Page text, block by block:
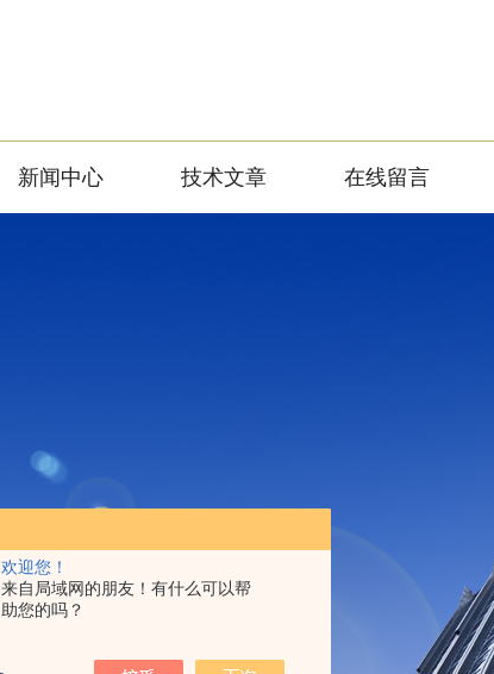
欢迎您！
来自局域网的朋友！有什么可以帮
助您的吗？
新闻中心 技术文章 在线留言